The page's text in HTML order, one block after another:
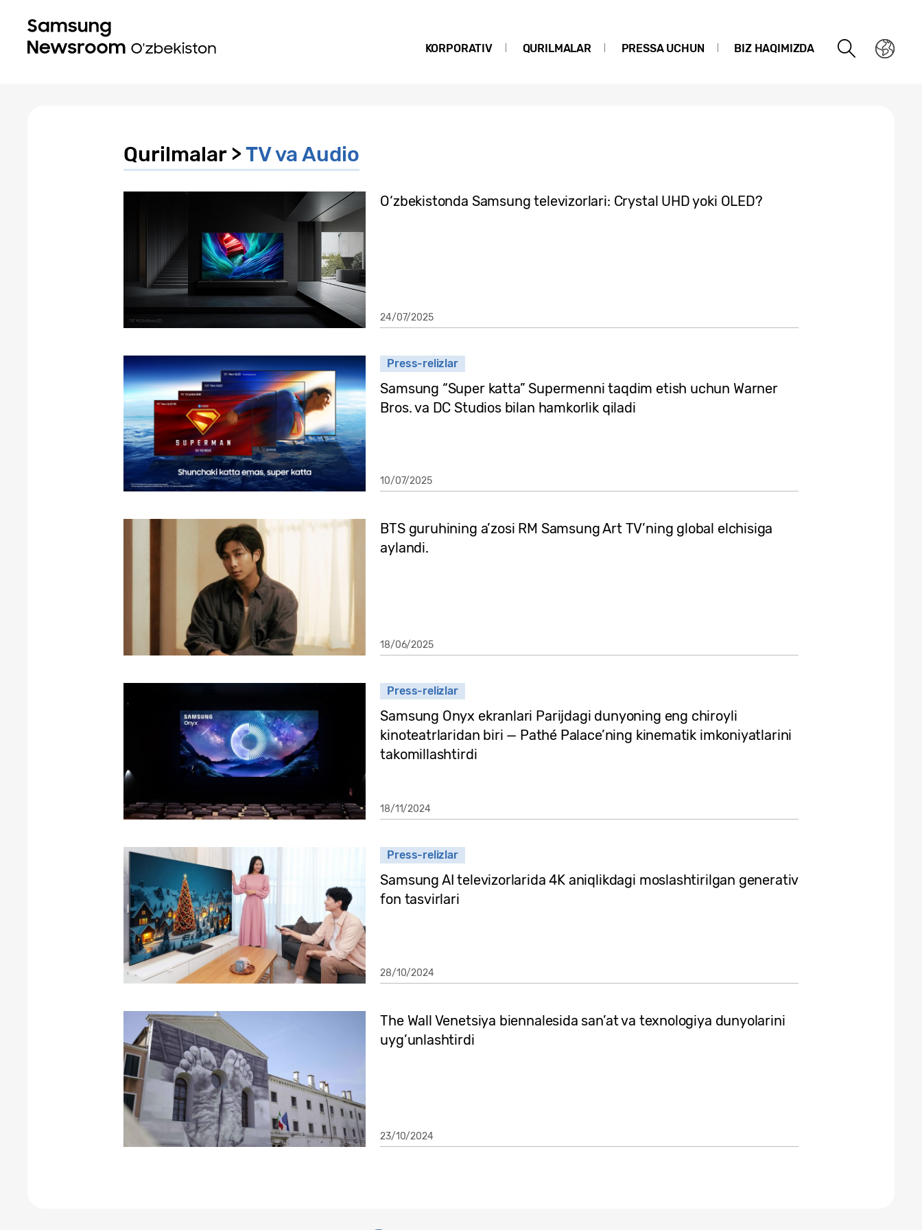
KORPORATIV QURILMALAR PRESSA UCHUN BIZ HAQIMIZDA
Qurilmalar >TV va Audio
O‘zbekistonda Samsung televizorlari: Crystal UHD yoki OLED?
24/07/2025
Press-relizlar
Samsung “Super katta” Supermenni taqdim etish uchun Warner
Bros. va DC Studios bilan hamkorlik qiladi
10/07/2025
BTS guruhining a’zosi RM Samsung Art TV’ning global elchisiga
aylandi.
18/06/2025
Press-relizlar
Samsung Onyx ekranlari Parijdagi dunyoning eng chiroyli
kinoteatrlaridan biri — Pathé Palace’ning kinematik imkoniyatlarini
takomillashtirdi
18/11/2024
Press-relizlar
Samsung AI televizorlarida 4K aniqlikdagi moslashtirilgan generativ
fon tasvirlari
28/10/2024
The Wall Venetsiya biennalesida san’at va texnologiya dunyolarini
uyg’unlashtirdi
23/10/2024